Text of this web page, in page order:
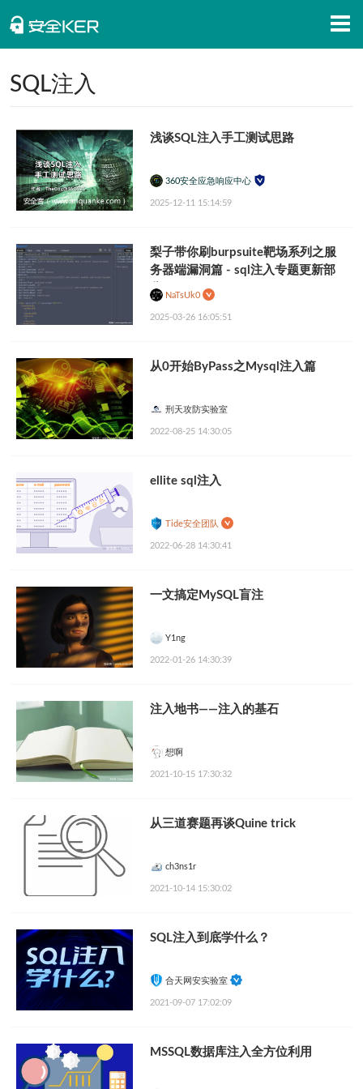
首页
安全资讯
招聘信息
安全活动
SQL注入
浅谈SQL注入手工测试思路
360安全应急响应中心
2025-12-11 15:14:59
梨子带你刷burpsuite靶场系列之服
务器端漏洞篇 - sql注入专题更新部
分
NaTsUk0
2025-03-26 16:05:51
从0开始ByPass之Mysql注入篇
刑天攻防实验室
2022-08-25 14:30:05
ellite sql注入
Tide安全团队
2022-06-28 14:30:41
一文搞定MySQL盲注
Y1ng
2022-01-26 14:30:39
注入地书——注入的基石
想啊
2021-10-15 17:30:32
从三道赛题再谈Quine trick
ch3ns1r
2021-10-14 15:30:02
SQL注入到底学什么？
合天网安实验室
2021-09-07 17:02:09
MSSQL数据库注入全方位利用